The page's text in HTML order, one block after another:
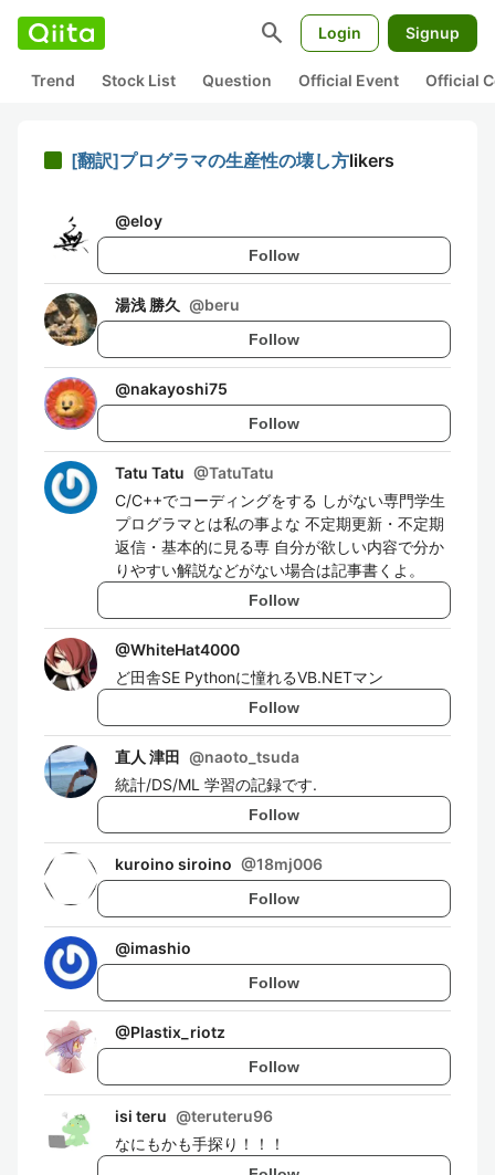
search Login Signup
Trend Stock List Question Official Event Official
[翻訳]プログラマの生産性の壊し方likers
@eloy
Follow
湯浅 勝久 @beru
Follow
@nakayoshi75
Follow
Tatu Tatu @TatuTatu
C/C++でコーディングをする しがない専門学生
プログラマとは私の事よな 不定期更新・不定期
返信・基本的に見る専 自分が欲しい内容で分か
りやすい解説などがない場合は記事書くよ。
Follow
@WhiteHat4000
ど田舎SE Pythonに憧れるVB.NETマン
Follow
直人 津田 @naoto_tsuda
統計/DS/ML 学習の記録です.
Follow
kuroino siroino @18mj006
Follow
@imashio
Follow
@Plastix_riotz
Follow
isi teru @teruteru96
なにもかも手探り！！！